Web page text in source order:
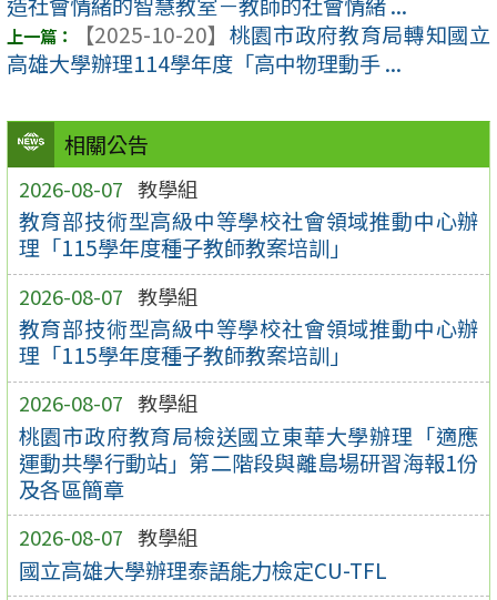
相關公告
2026-08-07 教學組
教育部技術型高級中等學校社會領域推動中心辦
理「115學年度種子教師教案培訓」
2026-08-07 教學組
教育部技術型高級中等學校社會領域推動中心辦
理「115學年度種子教師教案培訓」
2026-08-07 教學組
桃園市政府教育局檢送國立東華大學辦理「適應
運動共學行動站」第二階段與離島場研習海報1份
及各區簡章
2026-08-07 教學組
國立高雄大學辦理泰語能力檢定CU-TFL
【2025-10-20】 桃園市政府教育局轉知國立
高雄大學辦理114學年度「高中物理動手 ...